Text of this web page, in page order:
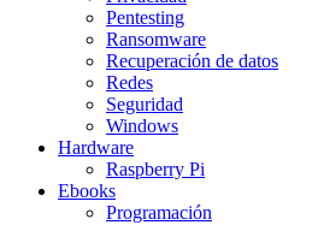
Pentesting
Ransomware
Recuperación de datos
Redes
Seguridad
Windows
Hardware
Raspberry Pi
Ebooks
Programación